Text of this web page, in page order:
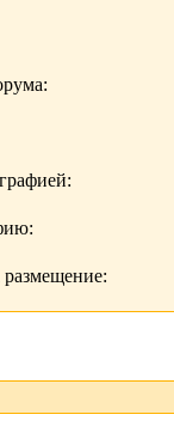
размещение: